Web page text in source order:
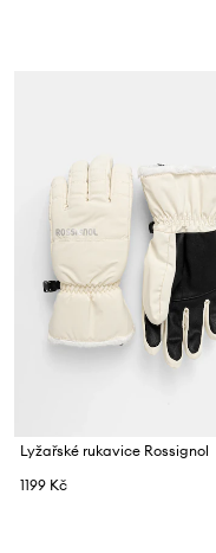
Lyžařské rukavice Rossignol
1199 Kč